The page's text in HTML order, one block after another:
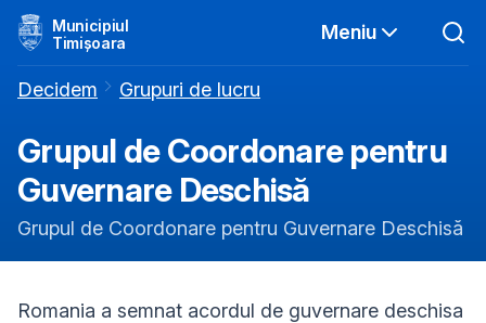
Municipiul
Timișoara
Meniu
Decidem Grupuri de lucru
Grupul de Coordonare pentru
Guvernare Deschisă
Grupul de Coordonare pentru Guvernare Deschisă
Romania a semnat acordul de guvernare deschisa